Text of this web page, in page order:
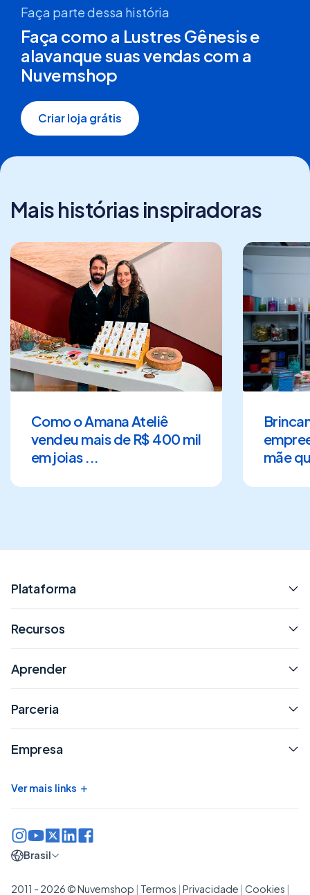
Faça parte dessa história
Faça como a Lustres Gênesis e
alavanque suas vendas com a
Nuvemshop
Criar loja grátis
Mais histórias inspiradoras
Como o Amana Ateliê
vendeu mais de R$ 400 mil
em joias ...
mãe
Plataforma
Recursos
Aprender
Parceria
Empresa
Ver mais links +
2011 - 2026 © Nuvemshop Termos Privacidade Cookies
Brasil